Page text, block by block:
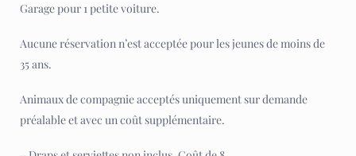
Garage pour 1 petite voiture.
Aucune réservation n’est acceptée pour les jeunes de moins de
35 ans.
Animaux de compagnie acceptés uniquement sur demande
préalable et avec un coût supplémentaire.